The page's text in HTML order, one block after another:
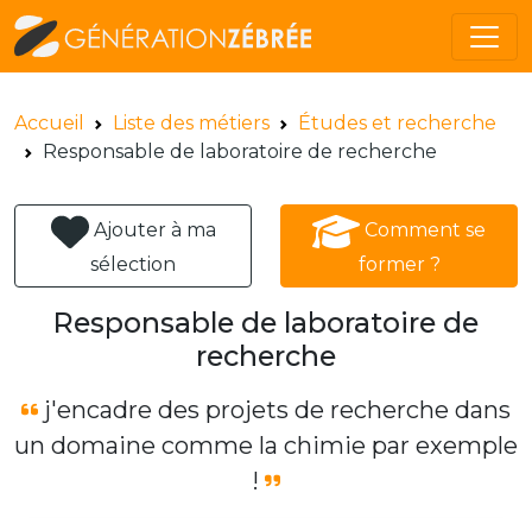
Accueil Liste des métiers
Études et recherche
Responsable de laboratoire de recherche
Ajouter à ma
sélection
Comment se
former ?
Responsable de laboratoire de
recherche
j'encadre des projets de recherche dans
un domaine comme la chimie par exemple
!